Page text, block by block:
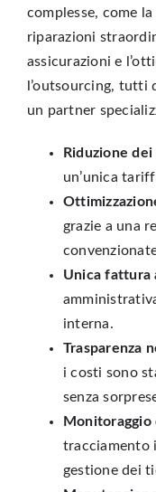
complesse, come
riparazioni
assicurazioni e
l’outsourcing, tutti
un partner
Riduzione
un’unica
grazie a una
Unica fattura
interna.
Trasparenza
i costi sono
senza
Monitoraggio
tracciamento
gestione dei